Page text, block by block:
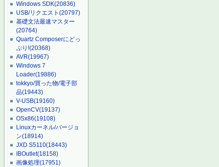
Windows SDK(20836)
USB/リクエスト(20797)
基礎文法最速マスター
(20764)
Quartz Composerにどっ
ぷり!(20368)
AVR(19967)
Windows 7
Loader(19886)
tokkyo/買った物/電子部
品(19443)
V-USB(19160)
OpenCV(19137)
OSx86(19108)
Linuxカーネル/バージョ
ン(18914)
JXD S5110(18443)
IBOutlet(18158)
画像処理(17951)